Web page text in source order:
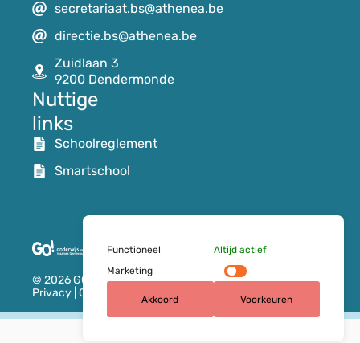
Functioneel
Altijd actief
Marketing
Akkoord Voorkeuren
secretariaat.bs@athenea.be
directie.bs@athenea.be
Zuidlaan 3
9200 Dendermonde
Nuttige
links
Schoolreglement
Smartschool
© 2026 GO! basisschool atheneum Dendermonde
Privacy Cookies | Website door Pure GraphX